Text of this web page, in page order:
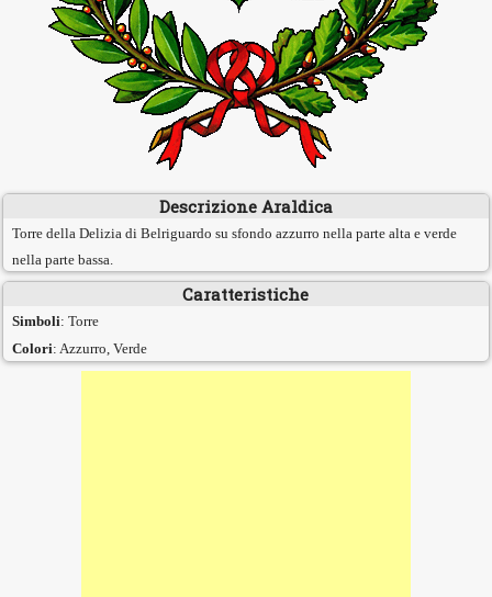
Descrizione Araldica
Torre della Delizia di Belriguardo su sfondo azzurro nella parte alta e verde
nella parte bassa.
Caratteristiche
Simboli: Torre
Colori: Azzurro, Verde